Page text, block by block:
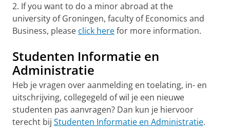
2. If you want to do a minor abroad at the
university of Groningen, faculty of Economics and
Business, please click herefor more information.
Studenten Informatie en
Administratie
Heb je vragen over aanmelding en toelating, in- en
uitschrijving, collegegeld of wil je een nieuwe
studenten pas aanvragen? Dan kun je hiervoor
terecht bij Studenten Informatie en Administratie.